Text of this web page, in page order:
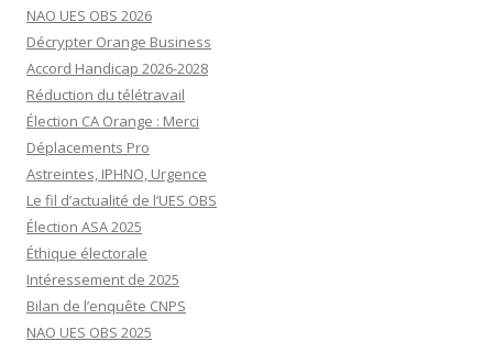
NAO UES OBS 2026
Décrypter Orange Business
Accord Handicap 2026-2028
Réduction du télétravail
Élection CA Orange : Merci
Déplacements Pro
Astreintes, IPHNO, Urgence
Le fil d’actualité de l’UES OBS
Élection ASA 2025
Éthique électorale
Intéressement de 2025
Bilan de l’enquête CNPS
NAO UES OBS 2025